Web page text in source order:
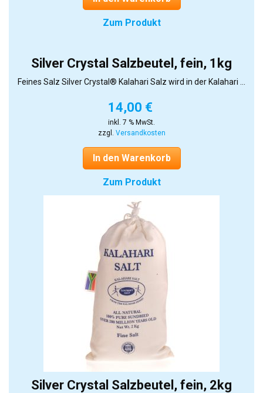
Zum Produkt
Silver Crystal Salzbeutel, fein, 1kg
Feines Salz Silver Crystal® Kalahari Salz wird in der Kalahari ...
14,00 €
inkl. 7 % MwSt.
zzgl. Versandkosten
In den Warenkorb
Zum Produkt
Silver Crystal Salzbeutel, fein, 2kg